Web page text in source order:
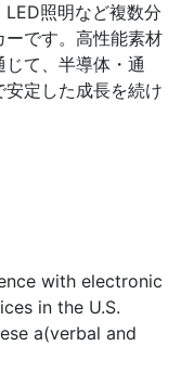
照明など複数分
です。高性能素材
て、半導体・通
定した成長を続け
with electronic
in the U.S.
a(verbal and